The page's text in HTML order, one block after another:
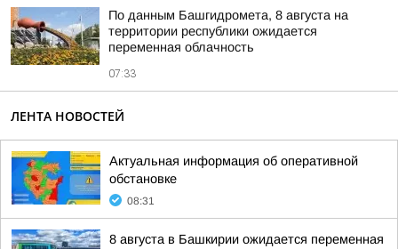
По данным Башгидромета, 8 августа на
территории республики ожидается
переменная облачность
07:33
ЛЕНТА НОВОСТЕЙ
Актуальная информация об оперативной
обстановке
08:31
8 августа в Башкирии ожидается переменная